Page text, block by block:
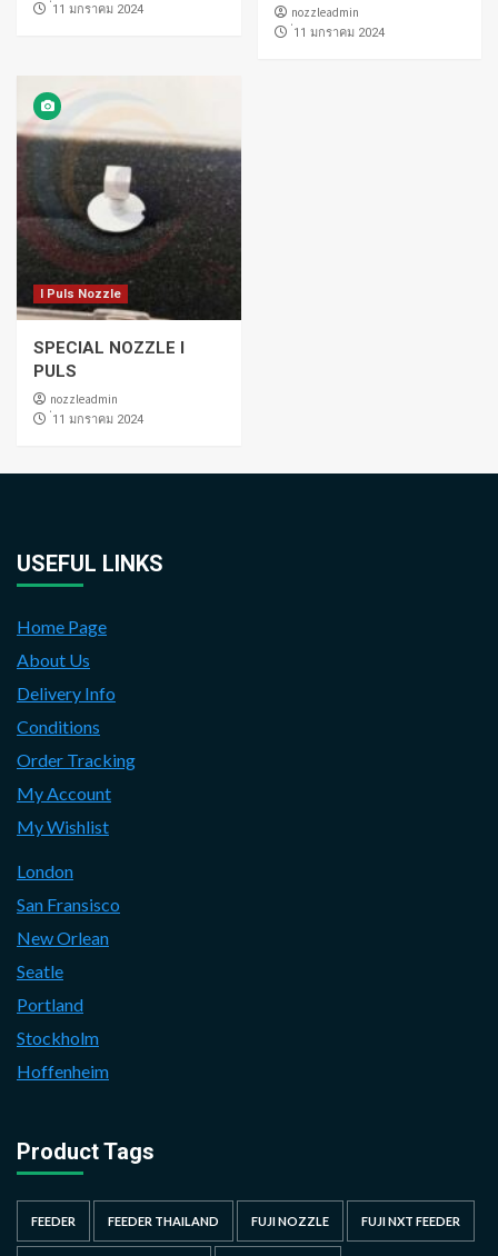
่11 มกราคม 2024 nozzleadmin
่11 มกราคม 2024
I Puls Nozzle
SPECIAL NOZZLE I
PULS
nozzleadmin
่11 มกราคม 2024
USEFUL LINKS
Home Page
About Us
Delivery Info
Conditions
Order Tracking
My Account
My Wishlist
London
San Fransisco
New Orlean
Seatle
Portland
Stockholm
Hoffenheim
Product Tags
FEEDER FEEDER THAILAND FUJI NOZZLE FUJI NXT FEEDER